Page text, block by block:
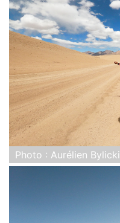
Photo : Aurélien Bylicki